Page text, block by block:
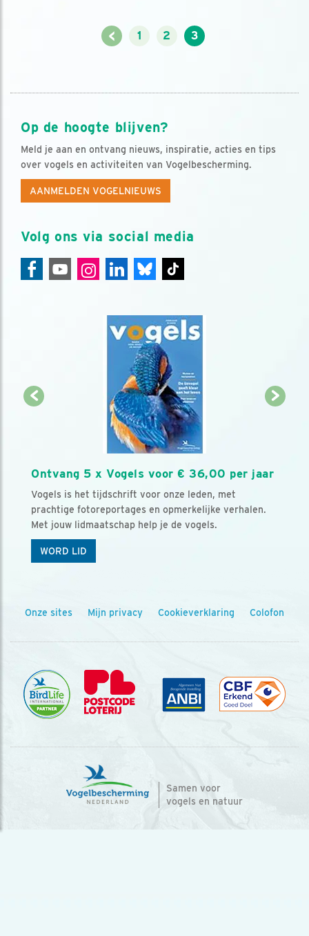
< 1 2 3
Op de hoogte blijven?
Meld je aan en ontvang nieuws, inspiratie, acties en tips
over vogels en activiteiten van Vogelbescherming.
AANMELDEN VOGELNIEUWS
Volg ons via social media
Ontvang 5 x Vogels voor € 36,00 per jaar
Vogels is het tijdschrift voor onze leden, met
prachtige fotoreportages en opmerkelijke verhalen.
Met jouw lidmaatschap help je de vogels.
WORD LID
Onze sites Mijn privacy Cookieverklaring Colofon
Samen voor
vogels en natuur